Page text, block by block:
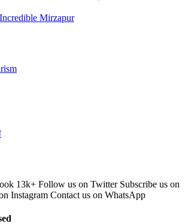
Incredible Mirzapur
13k+ Follow us on Twitter Subscribe us on
Instagram Contact us on WhatsApp